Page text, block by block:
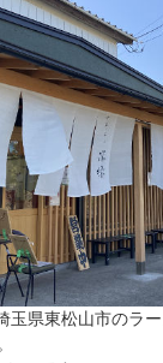
玉県東松山市のラ